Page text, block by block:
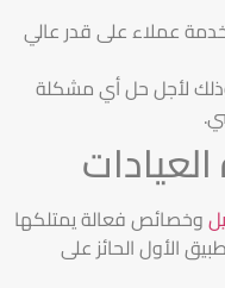
خدمة عملاء على قدر عالي
لأجل حل أي مشكلة
وخصائص فعالة يمتلكها
الأول الحائز على